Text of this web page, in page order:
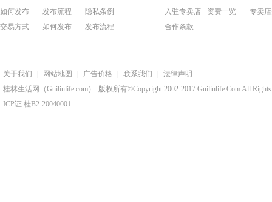
如何发布 发布流程
隐私条例
交易方式
如何发布 发布流程
入驻专卖店 资费一览
专卖
合作条款
关于我们 网站地图 广告价格 联系我们
法律声明
桂林生活网（Guilinlife.com）
版权所有©Copyright 2002-2017 Guilinlife.Com All Rights
ICP证 桂B2-20040001